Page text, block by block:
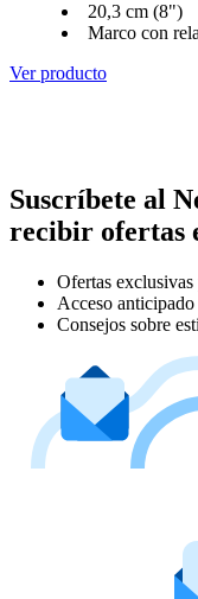
20,3 cm (8")
Marco con
Ver producto
Suscríbete al
recibir ofertas
Ofertas
Acceso anticipado
Consejos sobre